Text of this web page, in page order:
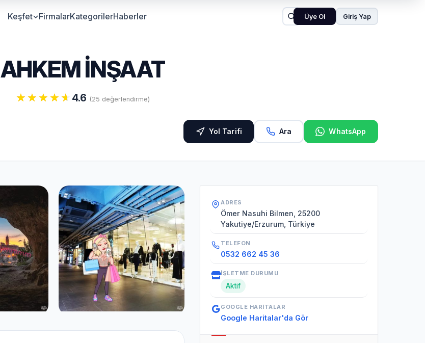
Keşfet FirmalarKategorilerHaberler Üye Ol Giriş Yap
AHKEM İNŞAAT
4.6 (25 değerlendirme)
Yol Tarifi Ara WhatsApp
ADRES
Ömer Nasuhi Bilmen, 25200
Yakutiye/Erzurum, Türkiye
TELEFON
0532 662 45 36
İŞLETME DURUMU
Aktif
GOOGLE HARITALAR
Google Haritalar'da Gör